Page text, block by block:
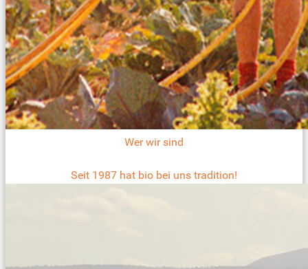
Wer wir sind
Seit 1987 hat bio bei uns tradition!